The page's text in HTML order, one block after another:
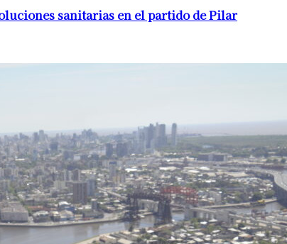
sanitarias en el partido de Pilar